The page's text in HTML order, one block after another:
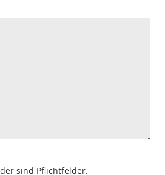
sind Pflichtfelder.